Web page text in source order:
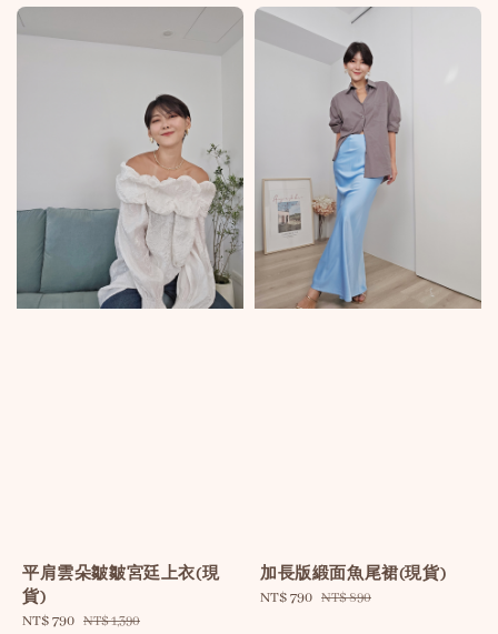
平肩雲朵皺皺宮廷上衣(現
貨)
Sale
NT$ 790 Regular
NT$ 1,390
加長版緞面魚尾裙(現貨)
Sale
NT$ 790 Regular
NT$ 890